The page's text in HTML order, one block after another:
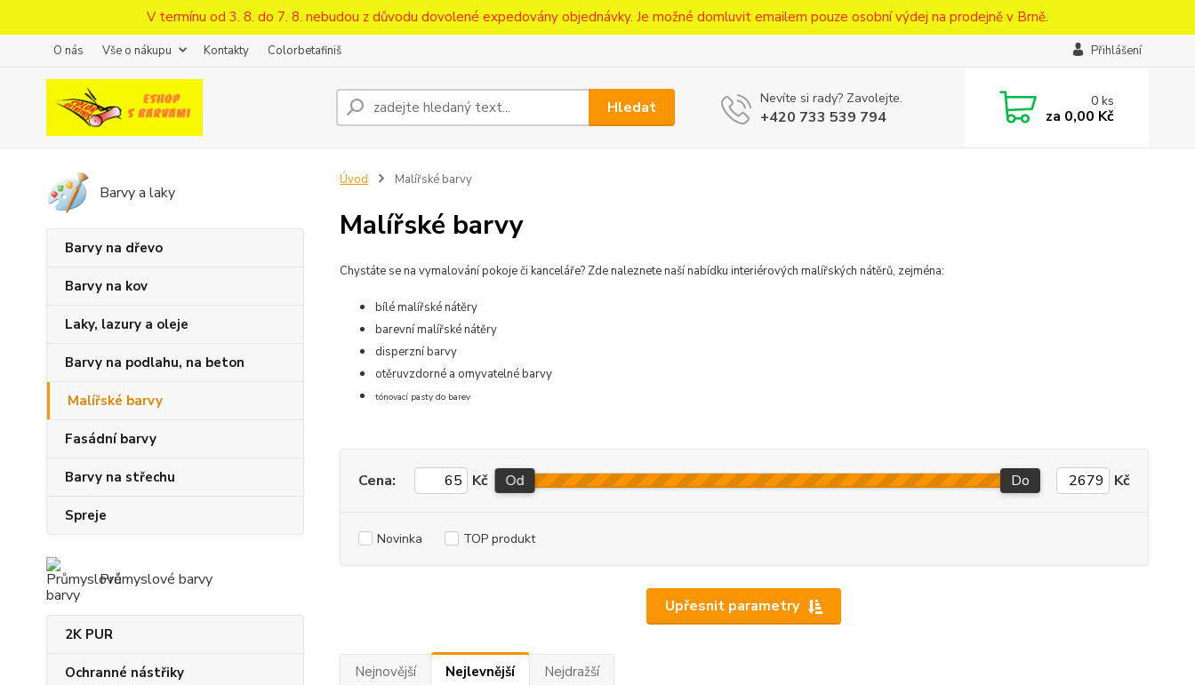
V termínu od 3. 8. do 7. 8. nebudou z důvodu dovolené expedovány objednávky. Je možné domluvit emailem pouze osobní výdej na prodejně v Brně.
O nás Vše o nákupu Kontakty Colorbetafiniš Přihlášení
Hledat Nevíte si rady? Zavolejte.
+420 733 539 794
0ks
za 0,00 Kč
Barvy a laky
Barvy na dřevo
Barvy na kov
Laky, lazury a oleje
Barvy na podlahu, na beton
Malířské barvy
Fasádní barvy
Barvy na střechu
Spreje
Průmyslové barvy
2K PUR
Ochranné nástřiky
Úvod Malířské barvy
Malířské barvy
Chystáte se na vymalování pokoje či kanceláře? Zde naleznete naší nabídku interiérových malířských nátěrů, zejména:
bílé malířské nátěry
barevní malířské nátěry
disperzní barvy
otěruvzdorné a omyvatelné barvy
tónovací pasty do barev
Upřesnit parametry
Cena: Kč Od Do Kč
Novinka TOP produkt
Nejnovější Nejlevnější Nejdražší